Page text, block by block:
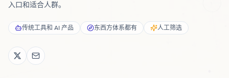
入口和适合人群。
传统工具和 AI 产品 东西方体系都有 人工筛选